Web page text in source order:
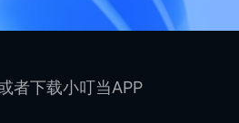
者下载小叮当APP